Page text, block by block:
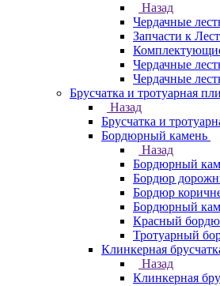
Назад
Чердачные
Запчасти к
Чердачные
Чердачные
Брусчатка и тротуарная
Назад
Брусчатка и
Бордюрный камень
Назад
Бордюрный
Бордюр
Бордюр
Бордюрный
Красный
Тротуарный
Клинкерная
Назад
Клинкерная